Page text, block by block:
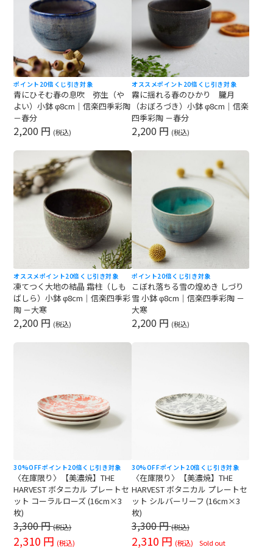
ポイント20倍 くじ引き対象
青にひそむ春の息吹 弥生（や
よい）小鉢 φ8cm｜信楽四季彩陶
－春分
2,200 円 (税込)
オススメポイント20倍 くじ引き対象
霧に揺れる春のひかり 朧月
（おぼろづき）小鉢 φ8cm｜信楽
四季彩陶 －春分
2,200 円 (税込)
オススメポイント20倍 くじ引き対象
凍てつく大地の結晶 霜柱（しも
ばしら）小鉢 φ8cm｜信楽四季彩
陶 －大寒
2,200 円 (税込)
ポイント20倍 くじ引き対象
こぼれ落ちる雪の煌めき しづり
雪 小鉢 φ8cm｜信楽四季彩陶 －
大寒
2,200 円 (税込)
30%OFFポイント20倍 くじ引き対象
〈在庫限り〉【美濃焼】THE
HARVEST ボタニカル プレートセ
ット コーラルローズ (16cm×3
枚)
3,300円(税込)
2,310 円 (税込)
30%OFFポイント20倍 くじ引き対象
〈在庫限り〉【美濃焼】THE
HARVEST ボタニカル プレートセ
ット シルバーリーフ (16cm×3
枚)
3,300円(税込)
2,310 円 (税込) Sold out